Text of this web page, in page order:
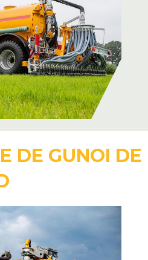
DE GUNOI DE